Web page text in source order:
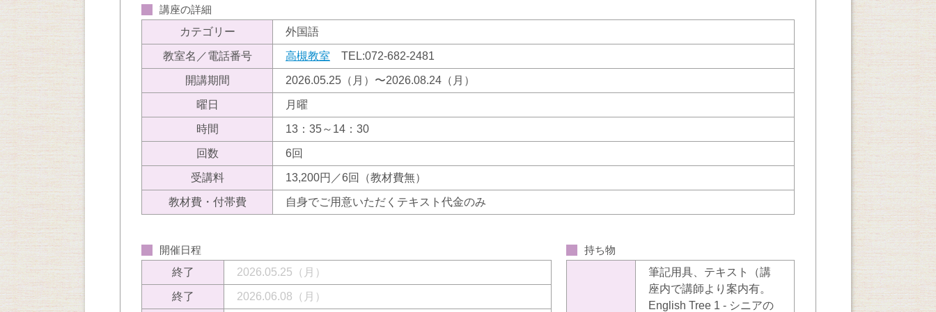
講座の詳細
カテゴリー
外国語
教室名／電話番号 高槻教室 TEL:072-682-2481
開講期間 2026.05.25（月）〜2026.08.24（月）
曜日 月曜
時間 13：35～14：30
回数 6回
受講料 13,200円／6回（教材費無）
教材費・付帯費 自身でご用意いただくテキスト代金のみ
開催日程
終了
2026.05.25（月）
終了 2026.06.08（月）
持ち物
筆記用具、テキスト（講
座内で講師より案内有。
English Tree 1 ‐ シニアの